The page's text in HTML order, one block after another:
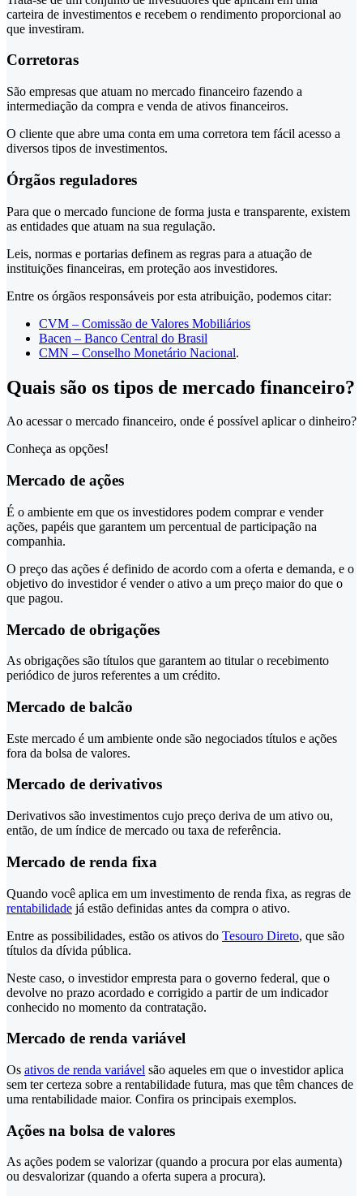
carteira de investimentos e recebem o rendimento proporcional ao
que investiram.
Corretoras
São empresas que atuam no mercado financeiro fazendo a
intermediação da compra e venda de ativos financeiros.
O cliente que abre uma conta em uma corretora tem fácil acesso a
diversos tipos de investimentos.
Órgãos reguladores
Para que o mercado funcione de forma justa e transparente, existem
as entidades que atuam na sua regulação.
Leis, normas e portarias definem as regras para a atuação de
instituições financeiras, em proteção aos investidores.
Entre os órgãos responsáveis por esta atribuição, podemos citar:
CVM – Comissão de Valores Mobiliários
Bacen – Banco Central do Brasil
CMN – Conselho Monetário Nacional.
Quais são os tipos de mercado financeiro?
Ao acessar o mercado financeiro, onde é possível aplicar o dinheiro?
Conheça as opções!
Mercado de ações
É o ambiente em que os investidores podem comprar e vender
ações, papéis que garantem um percentual de participação na
companhia.
O preço das ações é definido de acordo com a oferta e demanda, e o
objetivo do investidor é vender o ativo a um preço maior do que o
que pagou.
Mercado de obrigações
As obrigações são títulos que garantem ao titular o recebimento
periódico de juros referentes a um crédito.
Mercado de balcão
Este mercado é um ambiente onde são negociados títulos e ações
fora da bolsa de valores.
Mercado de derivativos
Derivativos são investimentos cujo preço deriva de um ativo ou,
então, de um índice de mercado ou taxa de referência.
Mercado de renda fixa
Quando você aplica em um investimento de renda fixa, as regras de
rentabilidade já estão definidas antes da compra o ativo.
Entre as possibilidades, estão os ativos do Tesouro Direto, que são
títulos da dívida pública.
Neste caso, o investidor empresta para o governo federal, que o
devolve no prazo acordado e corrigido a partir de um indicador
conhecido no momento da contratação.
Mercado de renda variável
Os ativos de renda variável são aqueles em que o investidor aplica
sem ter certeza sobre a rentabilidade futura, mas que têm chances de
uma rentabilidade maior. Confira os principais exemplos.
Ações na bolsa de valores
As ações podem se valorizar (quando a procura por elas aumenta)
ou desvalorizar (quando a oferta supera a procura).